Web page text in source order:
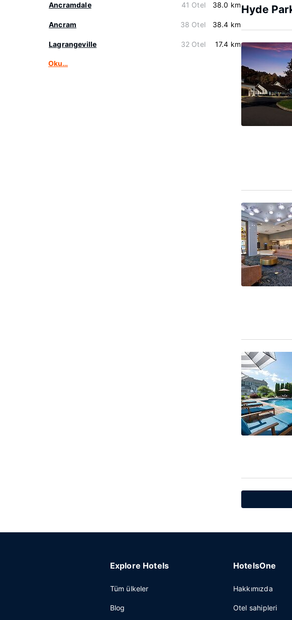
Ancramdale 41 Otel 38.0 km
Ancram 38 Otel 38.4 km
Lagrangeville 32 Otel 17.4 km
Oku…
Hyde
Explore Hotels
Tüm ülkeler
Blog
HotelsOne
Hakkımızda
Otel sahipleri